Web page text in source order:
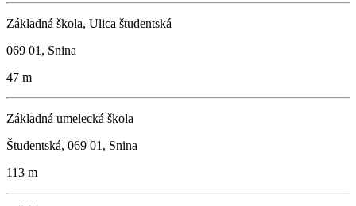
Základná škola, Ulica študentská
069 01, Snina
47 m
Základná umelecká škola
Študentská, 069 01, Snina
113 m